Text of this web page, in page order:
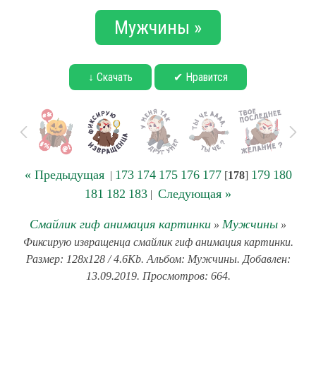
Мужчины »
↓ Скачать ✔ Нравится
« Предыдущая| 173 174 175 176 177[178] 179 180
181 182 183 | Следующая »
Смайлик гиф анимация картинки » Мужчины »
Фиксирую извращенца смайлик гиф анимация картинки.
Размер: 128x128 / 4.6Kb. Альбом: Мужчины. Добавлен:
13.09.2019. Просмотров: 664.